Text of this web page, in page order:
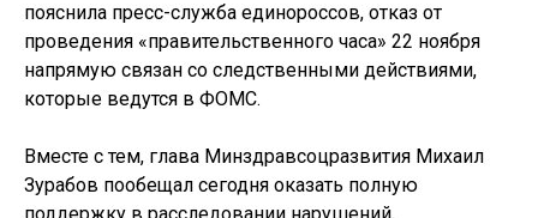
пояснила пресс-служба единороссов, отказ от
проведения «правительственного часа» 22 ноября
напрямую связан со следственными действиями,
которые ведутся в ФОМС.
Вместе с тем, глава Минздравсоцразвития Михаил
Зурабов пообещал сегодня оказать полную